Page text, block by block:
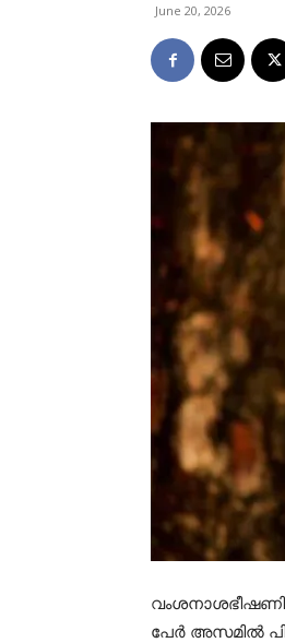
June 20, 2026
പേര്‍ അസമില്‍